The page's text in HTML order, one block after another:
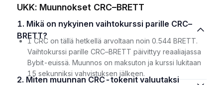
UKK: Muunnokset CRC–BRETT
1. Mikä on nykyinen vaihtokurssi parille CRC–
BRETT?
1 CRC on tällä hetkellä arvoltaan noin 0.544 BRETT.
Vaihtokurssi parille CRC–BRETT päivittyy reaaliajassa
Bybit-euissä. Muunnos on maksuton ja kurssi lukitaan
15 sekunniksi vahvistuksen jälkeen.
2. Miten muunnan CRC-tokenit valuutaksi